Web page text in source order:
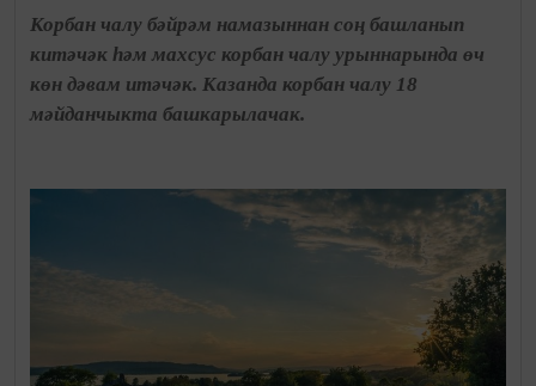
Корбан чалу бәйрәм намазыннан соң башланып
китәчәк һәм махсус корбан чалу урыннарында өч
көн дәвам итәчәк. Казанда корбан чалу 18
мәйданчыкта башкарылачак.